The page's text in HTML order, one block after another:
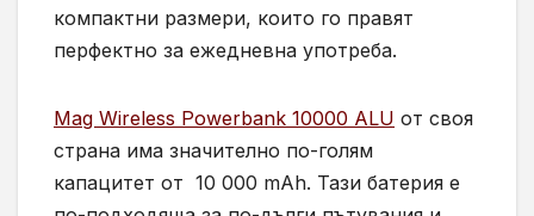
компактни размери, които го правят
перфектно за ежедневна употреба.
Mag Wireless Powerbank 10000 ALU от своя
страна има значително по-голям
капацитет от 10 000 mAh. Тази батерия е